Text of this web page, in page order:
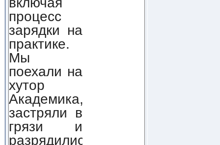
процесс
зарядки на
практике.
Мы
поехали на
хутор
Академика,
застряли в
грязи и
разрядились